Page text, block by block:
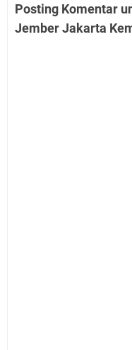
Posting Komentar
Jember Jakarta